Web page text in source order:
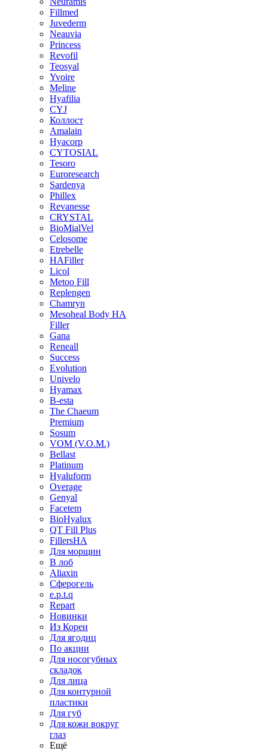
Fillmed
Juvederm
Neauvia
Princess
Revofil
Teosyal
Yvoire
Meline
Hyafilia
CYJ
Коллост
Amalain
Hyacorp
CYTOSIAL
Tesoro
Euroresearch
Sardenya
Phillex
Revanesse
CRYSTAL
BioMialVel
Celosome
Etrebelle
HAFiller
Licol
Metoo Fill
Replengen
Chamryn
Mesoheal Body HA
Filler
Gana
Reneall
Success
Evolution
Univelo
Hyamax
B-esta
The Chaeum
Premium
Sosum
VOM (V.O.M.)
Bellast
Platinum
Hyaluform
Overage
Genyal
Facetem
BioHyalux
QT Fill Plus
FillersHA
Для морщин
В лоб
Aliaxin
Сферогель
e.p.t.q
Repart
Новинки
Из Кореи
Для ягодиц
По акции
Для носогубных
складок
Для лица
Для контурной
пластики
Для губ
Для кожи вокруг
глаз
Ещё